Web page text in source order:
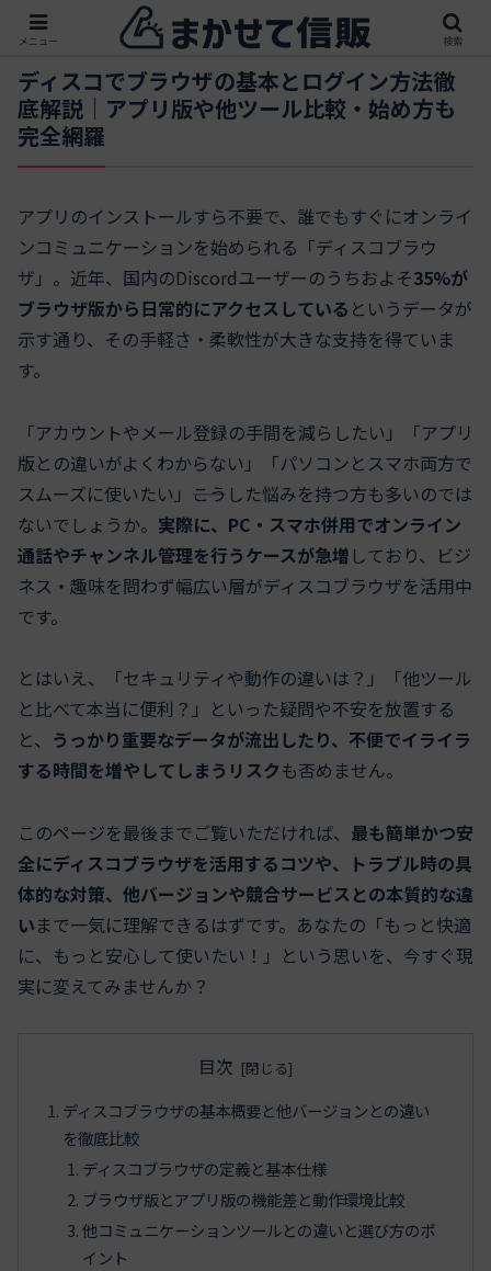
ディスコでブラウザの基本とログイン方法徹
底解説｜アプリ版や他ツール比較・始め方も
完全網羅
アプリのインストールすら不要で、誰でもすぐにオンライ
ンコミュニケーションを始められる「ディスコブラウ
ザ」。近年、国内のDiscordユーザーのうちおよそ35%が
ブラウザ版から日常的にアクセスしている というデータが
示す通り、その手軽さ・柔軟性が大きな支持を得ていま
す。
「アカウントやメール登録の手間を減らしたい」「アプリ
版との違いがよくわからない」「パソコンとスマホ両方で
スムーズに使いたい」――こうした悩みを持つ方も多いのでは
ないでしょうか。 実際に、PC・スマホ併用でオンライン
通話やチャンネル管理を行うケースが急増 しており、ビジ
ネス・趣味を問わず幅広い層がディスコブラウザを活用中
です。
とはいえ、「セキュリティや動作の違いは？」「他ツール
と比べて本当に便利？」といった疑問や不安を放置する
と、 うっかり重要なデータが流出したり、不便でイライラ
する時間を増やしてしまうリスクも否めません。
このページを最後までご覧いただければ、 最も簡単かつ安
全にディスコブラウザを活用するコツや、トラブル時の具
体的な対策、他バージョンや競合サービスとの本質的な違
いまで一気に理解できるはずです。あなたの「もっと快適
に、もっと安心して使いたい！」という思いを、今すぐ現
実に変えてみませんか？
目次
ディスコブラウザの基本概要と他バージョンとの違い
を徹底比較
ディスコブラウザの定義と基本仕様
ブラウザ版とアプリ版の機能差と動作環境比較
他コミュニケーションツールとの違いと選び方のポ
イント
メニュー 検索